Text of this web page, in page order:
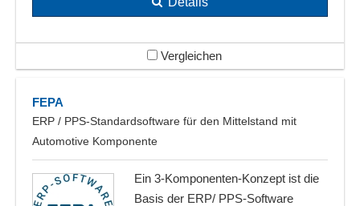
Vergleichen
FEPA
ERP / PPS-Standardsoftware für den Mittelstand mit
Automotive Komponente
Ein 3-Komponenten-Konzept ist die
Basis der ERP/ PPS-Software